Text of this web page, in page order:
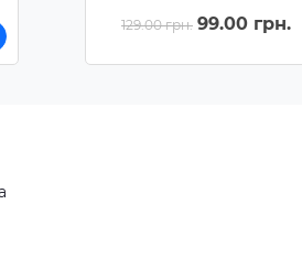
Pro Max (6.9) -
129.00 грн. 99.00 грн.